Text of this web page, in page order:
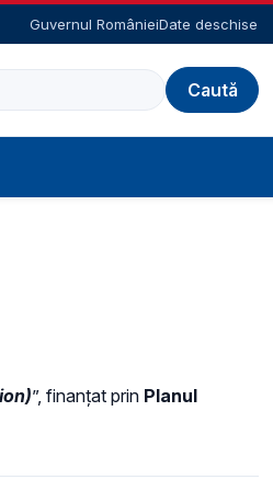
Guvernul RomânieiDate deschise
”, finanțat prin Planul